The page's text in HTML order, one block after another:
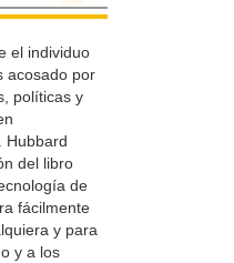
el individuo
acosado por
políticas y
Hubbard
del libro
de
fácilmente
y para
y a los